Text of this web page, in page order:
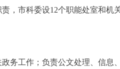
市科委设12个职能处室和机
工作；负责公文处理、信息、